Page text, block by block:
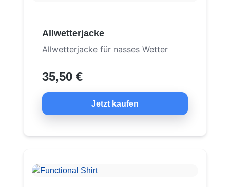
Allwetterjacke
Allwetterjacke für nasses Wetter
35,50 €
Jetzt kaufen